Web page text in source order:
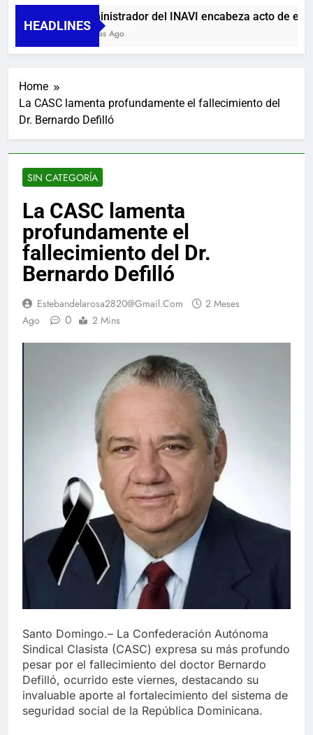
HEADLINES
Administrador del INAVI encabeza acto de
9 Horas Ago
Home
La CASC lamenta profundamente el fallecimiento del
Dr. Bernardo Defilló
SIN CATEGORÍA
La CASC lamenta
profundamente el
fallecimiento del Dr.
Bernardo Defilló
Estebandelarosa2820@gmail.com
2 Meses
Ago
0 2 Mins
Santo Domingo.– La Confederación Autónoma
Sindical Clasista (CASC) expresa su más profundo
pesar por el fallecimiento del doctor Bernardo
Defilló, ocurrido este viernes, destacando su
invaluable aporte al fortalecimiento del sistema de
seguridad social de la República Dominicana.